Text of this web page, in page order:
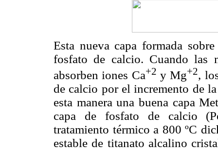
Esta nueva capa formada
fosfato de calcio. Cuando las
absorben iones Ca+2 y Mg+2,
de calcio por el incremento de
esta manera una buena capa
capa de fosfato de calcio
tratamiento térmico a 800 ºC
estable de titanato alcalino